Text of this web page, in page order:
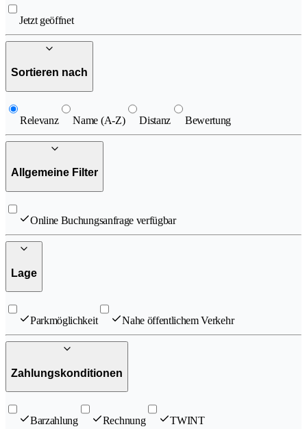
Jetzt geöffnet
Sortieren nach
Relevanz Name (A-Z) Distanz Bewertung
Allgemeine Filter
Online Buchungsanfrage verfügbar
Lage
Parkmöglichkeit Nahe öffentlichem Verkehr
Zahlungskonditionen
Barzahlung Rechnung TWINT